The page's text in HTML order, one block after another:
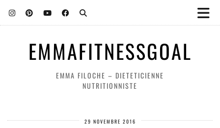
EMMAFITNESSGOAL
EMMA FILOCHE – DIETETICIENNE
NUTRITIONNISTE
29 NOVEMBRE 2016